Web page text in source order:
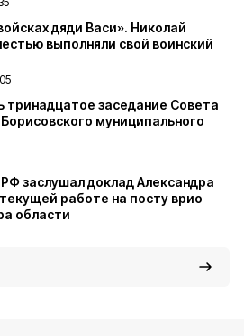
дяди Васи». Николай
выполняли свой воинский
тринадцатое заседание Совета
муниципального
заслушал доклад Александра
работе на посту врио
области